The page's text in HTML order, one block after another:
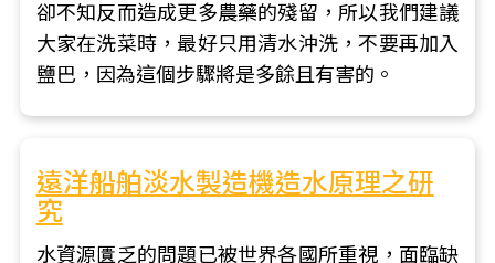
卻不知反而造成更多農藥的殘留，所以我們建議
大家在洗菜時，最好只用清水沖洗，不要再加入
鹽巴，因為這個步驟將是多餘且有害的。
遠洋船舶淡水製造機造水原理之研
究
水資源匱乏的問題已被世界各國所重視，面臨缺